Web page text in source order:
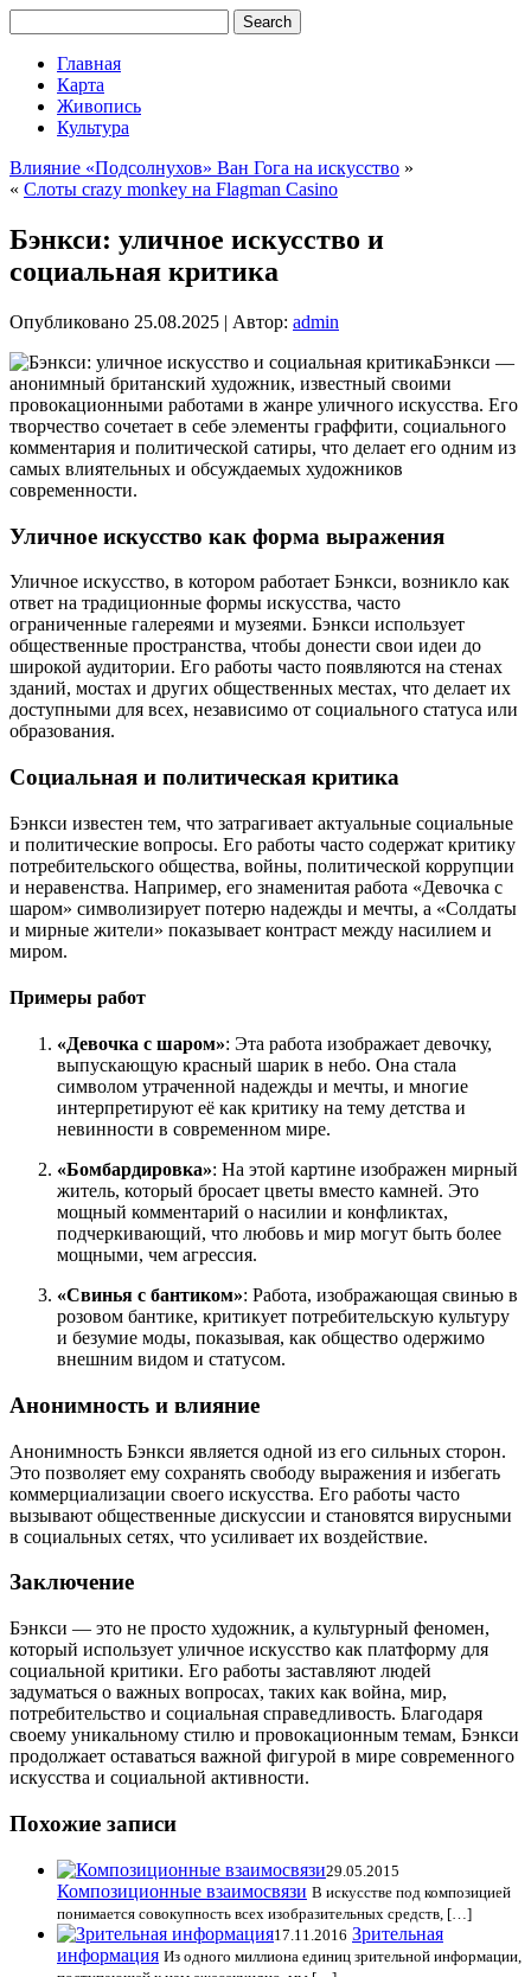
Главная
Карта
Живопись
Культура
Влияние «Подсолнухов» Ван Гога на искусство »
« Слоты crazy monkey на Flagman Casino
Бэнкси: уличное искусство и
социальная критика
Опубликовано 25.08.2025 | Автор: admin
Бэнкси —
анонимный британский художник, известный своими
провокационными работами в жанре уличного искусства. Его
творчество сочетает в себе элементы граффити, социального
комментария и политической сатиры, что делает его одним из
самых влиятельных и обсуждаемых художников
современности.
Уличное искусство как форма выражения
Уличное искусство, в котором работает Бэнкси, возникло как
ответ на традиционные формы искусства, часто
ограниченные галереями и музеями. Бэнкси использует
общественные пространства, чтобы донести свои идеи до
широкой аудитории. Его работы часто появляются на стенах
зданий, мостах и других общественных местах, что делает их
доступными для всех, независимо от социального статуса или
образования.
Социальная и политическая критика
Бэнкси известен тем, что затрагивает актуальные социальные
и политические вопросы. Его работы часто содержат критику
потребительского общества, войны, политической коррупции
и неравенства. Например, его знаменитая работа «Девочка с
шаром» символизирует потерю надежды и мечты, а «Солдаты
и мирные жители» показывает контраст между насилием и
миром.
Примеры работ
«Девочка с шаром»: Эта работа изображает девочку,
выпускающую красный шарик в небо. Она стала
символом утраченной надежды и мечты, и многие
интерпретируют её как критику на тему детства и
невинности в современном мире.
«Бомбардировка»: На этой картине изображен мирный
житель, который бросает цветы вместо камней. Это
мощный комментарий о насилии и конфликтах,
подчеркивающий, что любовь и мир могут быть более
мощными, чем агрессия.
«Свинья с бантиком»: Работа, изображающая свинью в
розовом бантике, критикует потребительскую культуру
и безумие моды, показывая, как общество одержимо
внешним видом и статусом.
Анонимность и влияние
Анонимность Бэнкси является одной из его сильных сторон.
Это позволяет ему сохранять свободу выражения и избегать
коммерциализации своего искусства. Его работы часто
вызывают общественные дискуссии и становятся вирусными
в социальных сетях, что усиливает их воздействие.
Заключение
Бэнкси — это не просто художник, а культурный феномен,
который использует уличное искусство как платформу для
социальной критики. Его работы заставляют людей
задуматься о важных вопросах, таких как война, мир,
потребительство и социальная справедливость. Благодаря
своему уникальному стилю и провокационным темам, Бэнкси
продолжает оставаться важной фигурой в мире современного
искусства и социальной активности.
Похожие записи
29.05.2015
Композиционные взаимосвязи В искусстве под композицией
понимается совокупность всех изобразительных средств, […]
17.11.2016 Зрительная
информация Из одного миллиона единиц зрительной информации,